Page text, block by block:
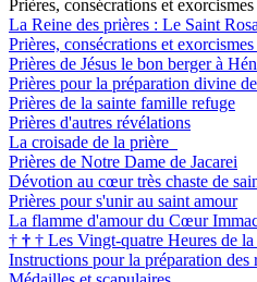
Prières, consécrations et exorcismes
La Reine des prières : Le Saint
Prières, consécrations et
Prières de Jésus le bon berger à
Prières pour la préparation divine
Prières de la sainte famille refuge
Prières d'autres révélations
La croisade de la prière
Prières de Notre Dame de Jacarei
Dévotion au cœur très chaste de
Prières pour s'unir au saint amour
La flamme d'amour du Cœur
† † † Les Vingt-quatre Heures de
Instructions pour la préparation des